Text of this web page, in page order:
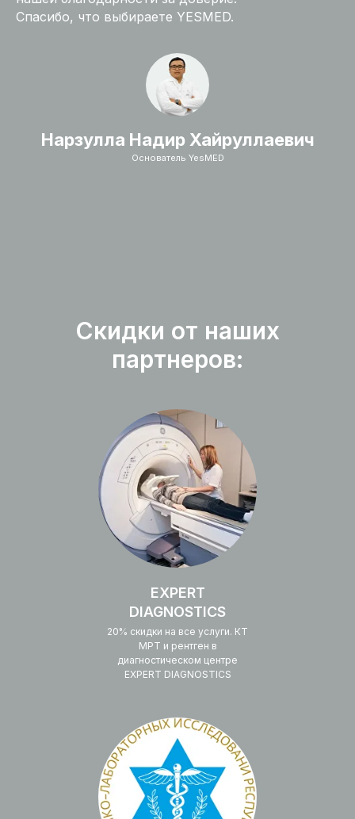
Спасибо, что выбираете YESMED.
Нарзулла Надир Хайруллаевич
Основатель YesMED
Скидки от наших
партнеров:
EXPERT
DIAGNOSTICS
20% скидки на все услуги. КТ
МРТ и рентген в
диагностическом центре
EXPERT DIAGNOSTICS